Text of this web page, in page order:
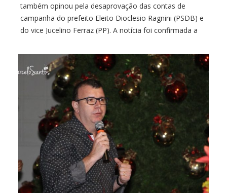
também opinou pela desaprovação das contas de
campanha do prefeito Eleito Dioclesio Ragnini (PSDB) e
do vice Jucelino Ferraz (PP). A notícia foi confirmada a
(25) por João Ricardo Spagnholli, chefe […]